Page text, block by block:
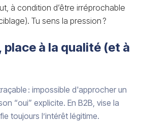
à condition d’être irréprochable
Tu sens la pression ?
place à la qualité (et à
: impossible d'approcher un
“oui” explicite. En B2B, vise la
toujours l’intérêt légitime.